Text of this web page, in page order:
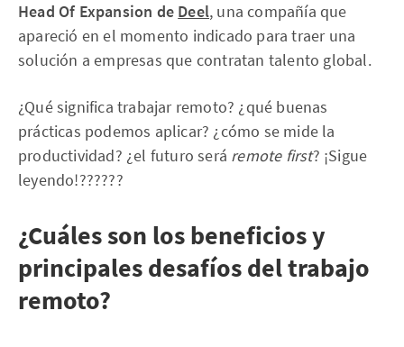
Head Of Expansion de Deel, una compañía que
apareció en el momento indicado para traer una
solución a empresas que contratan talento global.
¿Qué significa trabajar remoto? ¿qué buenas
prácticas podemos aplicar? ¿cómo se mide la
productividad? ¿el futuro será remote first? ¡Sigue
leyendo!??????
¿Cuáles son los beneficios y
principales desafíos del trabajo
remoto?